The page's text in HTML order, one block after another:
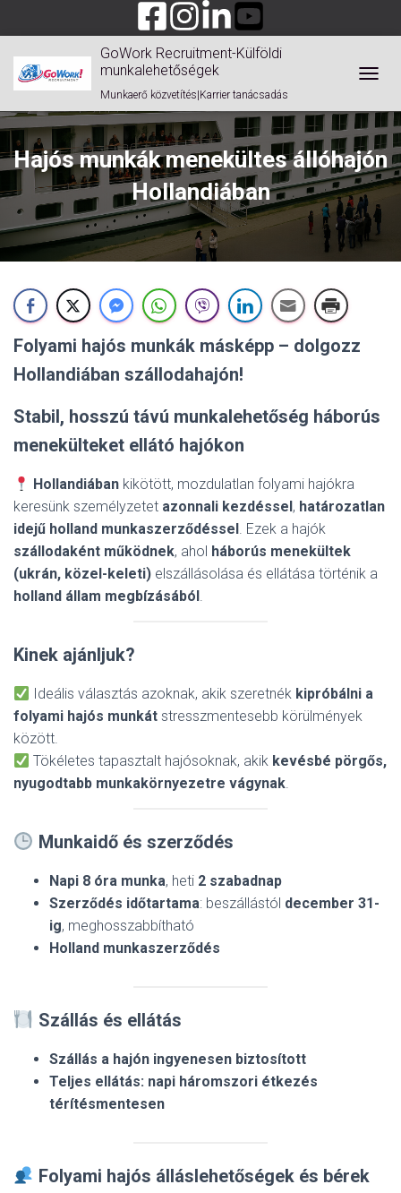
GoWork Recruitment-Külföldi
munkalehetőségek
Munkaerő közvetítés|Karrier tanácsadás
Hajós munkák menekültes állóhajón
Hollandiában
Folyami hajós munkák másképp – dolgozz
Hollandiában szállodahajón!
Stabil, hosszú távú munkalehetőség háborús
menekülteket ellátó hajókon
Hollandiában kikötött, mozdulatlan folyami hajókra
keresünk személyzetet azonnali kezdéssel, határozatlan
idejű holland munkaszerződéssel. Ezek a hajók
szállodaként működnek, ahol háborús menekültek
(ukrán, közel-keleti) elszállásolása és ellátása történik a
holland állam megbízásából.
Kinek ajánljuk?
Ideális választás azoknak, akik szeretnék kipróbálni a
folyami hajós munkát stresszmentesebb körülmények
között.
Tökéletes tapasztalt hajósoknak, akik kevésbé pörgős,
nyugodtabb munkakörnyezetre vágynak.
Munkaidő és szerződés
Napi 8 óra munka, heti 2 szabadnap
Szerződés időtartama: beszállástól december 31-
ig, meghosszabbítható
Holland munkaszerződés
Szállás és ellátás
Szállás a hajón ingyenesen biztosított
Teljes ellátás: napi háromszori étkezés
térítésmentesen
Folyami hajós álláslehetőségek és bérek